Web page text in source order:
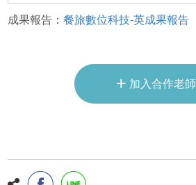
成果報告：餐旅數位科技-英成果報告
+ 加入合作老師